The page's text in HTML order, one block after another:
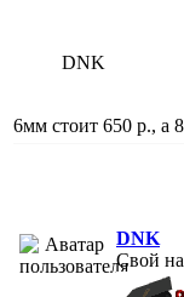
DNK
6мм стоит 650 р., а
DNK
Свой